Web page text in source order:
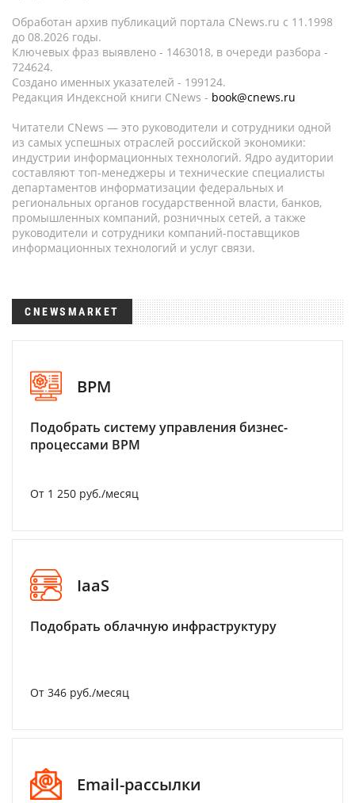
Обработан архив публикаций портала CNews.ru c 11.1998
до 08.2026 годы.
Ключевых фраз выявлено - 1463018, в очереди разбора -
724624.
Создано именных указателей - 199124.
Редакция Индексной книги CNews - book@cnews.ru
Читатели CNews — это руководители и сотрудники одной
из самых успешных отраслей российской экономики:
индустрии информационных технологий. Ядро аудитории
составляют топ-менеджеры и технические специалисты
департаментов информатизации федеральных и
региональных органов государственной власти, банков,
промышленных компаний, розничных сетей, а также
руководители и сотрудники компаний-поставщиков
информационных технологий и услуг связи.
CNEWSMARKET
BPM
Подобрать систему управления бизнес-
процессами BPM
От 1 250 руб./месяц
IaaS
Подобрать облачную инфраструктуру
От 346 руб./месяц
Email-рассылки